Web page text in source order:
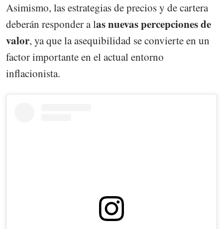
Asimismo, las estrategias de precios y de cartera
deberán responder a las nuevas percepciones de
valor, ya que la asequibilidad se convierte en un
factor importante en el actual entorno
inflacionista.